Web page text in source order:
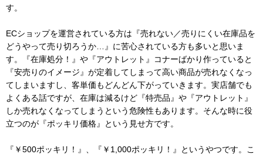
す。
ECショップを運営されている方は『売れない／売りにくい在庫品を
どうやって売り切ろうか…』に苦心されている方も多いと思いま
す。『在庫処分！』や『アウトレット』コナーばかり作っていると
『安売りのイメージ』が定着してしまって高い商品が売れなくなっ
てしまいますし、客単価もどんどん下がっていきます。実店舗でも
よくある話ですが、在庫は減るけど『特売品』や『アウトレット』
しか売れなくなってしまうという危険性もあります。そんな時に役
立つのが『ポッキリ価格』という見せ方です。
『￥500ポッキリ！』、『￥1,000ポッキリ！』というやつです。こ